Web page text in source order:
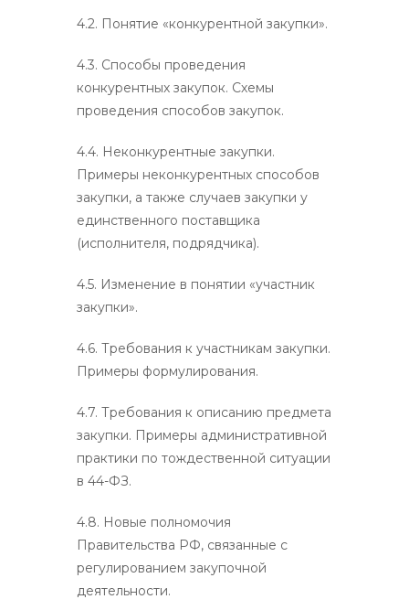
4.2. Понятие «конкурентной закупки».
4.3. Способы проведения
конкурентных закупок. Схемы
проведения способов закупок.
4.4. Неконкурентные закупки.
Примеры неконкурентных способов
закупки, а также случаев закупки у
единственного поставщика
(исполнителя, подрядчика).
4.5. Изменение в понятии «участник
закупки».
4.6. Требования к участникам закупки.
Примеры формулирования.
4.7. Требования к описанию предмета
закупки. Примеры административной
практики по тождественной ситуации
в 44-ФЗ.
4.8. Новые полномочия
Правительства РФ, связанные с
регулированием закупочной
деятельности.